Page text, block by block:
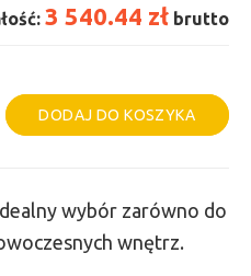
3 540.44 zł brutto
DODAJ DO KOSZYKA
wybór zarówno do
wnętrz.